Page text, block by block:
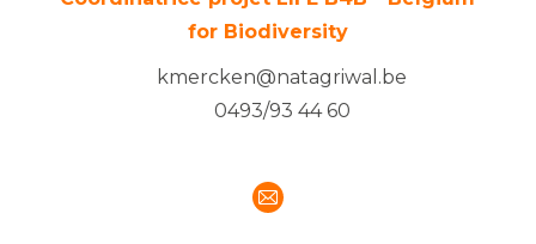
for Biodiversity
kmercken@natagriwal.be
0493/93 44 60
E-